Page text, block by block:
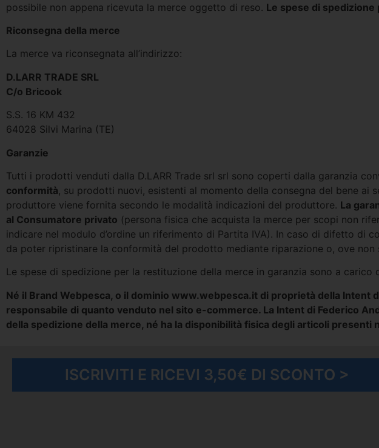
possibile non appena ricevuta la merce oggetto di reso. Le spese di
Riconsegna della merce
La merce va riconsegnata all’indirizzo:
D.LARR TRADE SRL
C/o Bricook
S.S. 16 KM 432
64028 Silvi Marina (TE)
Garanzie
Tutti i prodotti venduti dalla D.LARR Trade srl srl sono coperti dalla garanzia
conformità , su prodotti nuovi, esistenti al momento della consegna del bene
produttore viene fornita secondo le modalità indicazioni del produttore. La
al Consumatore privato (persona fisica che acquista la merce per scopi non
indicare nel modulo d’ordine un riferimento di Partita IVA). In caso di difetto di
da poter ripristinare la conformità del prodotto mediante riparazione o, ove non
Le spese di spedizione per la restituzione della merce in garanzia sono a carico
Né il Brand Webpesca, o il dominio www.webpesca.it di proprietà della Intent
responsabile di quanto venduto nel sito e-commerce. La Intent di Federico
della spedizione della merce, né ha la disponibilità fisica degli articoli presenti
ISCRIVITI E RICEVI 3,50€ DI SCONTO >